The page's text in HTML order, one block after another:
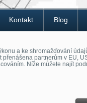
Kontakt Blog
a ke shromažďování
partnerům v EU,
Níže můžete najít